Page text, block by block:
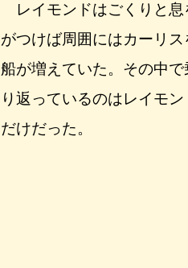
レイモンドはごくりと息
がつけば周囲にはカーリ
船が増えていた。その中
り返っているのはレイモ
だけだった。